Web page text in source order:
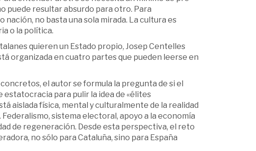
puede resultar absurdo para otro. Para
nación, no basta una sola mirada. La cultura es
o la política.
quieren un Estado propio, Josep Centelles
organizada en cuatro partes que pueden leerse en
el autor se formula la pregunta de si el
estatocracia para pulir la idea de «élites
aislada física, mental y culturalmente de la realidad
sistema electoral, apoyo a la economía
de regeneración. Desde esta perspectiva, el reto
no sólo para Cataluña, sino para España